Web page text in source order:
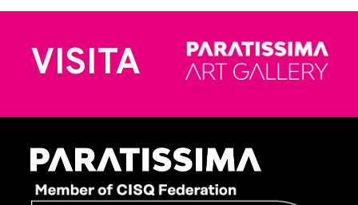
VISITA